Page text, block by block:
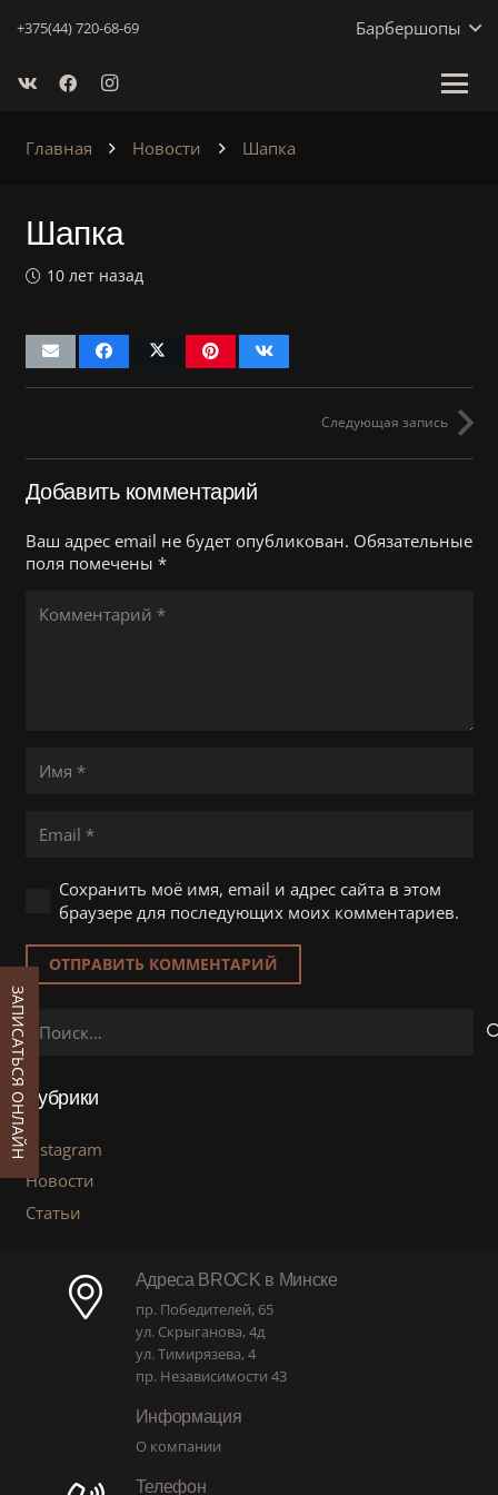
+375(44) 720-68-69 Барбершопы
Главная Новости Шапка
Шапка
10 лет назад
Следующая запись
Добавить комментарий
Ваш адрес email не будет опубликован. Обязательные
поля помечены *
Сохранить моё имя, email и адрес сайта в этом
браузере для последующих моих комментариев.
ОТПРАВИТЬ КОММЕНТАРИЙ
Рубрики
instagram
Новости
Статьи
Адреса BROCK в Минске
пр. Победителей, 65
ул. Скрыганова, 4д
ул. Тимирязева, 4
пр. Независимости 43
Информация
О компании
Телефон
ЗАПИСАТЬСЯ ОНЛАЙН